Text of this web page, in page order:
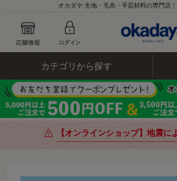
オカダヤ 生地・毛糸・手芸材料の専門店
カテゴリから探す
【オンラインショップ】地震に